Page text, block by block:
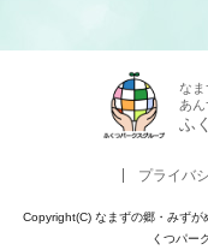
アンケート
施設使用料金
周辺観光
施設紹介/マップ
施設紹介/マップ
施設紹介/マップ
なま
あ
ふ
プライバ
Copyright(C) なまずの郷・みず
くつパー